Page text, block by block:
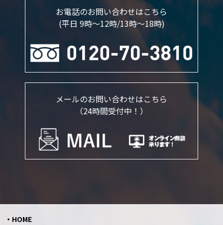
お電話のお問い合わせはこちら
(平日 9時～12時/13時〜18時)
メールのお問い合わせはこちら
（24時間受付中！）
HOME